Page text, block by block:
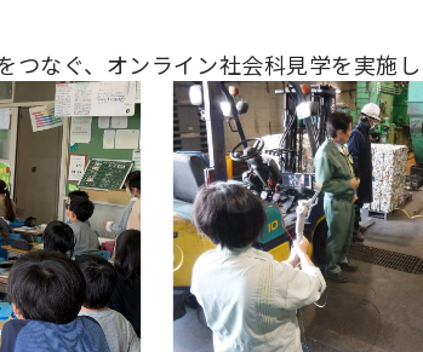
なぐ、オンライン社会科見学を実施